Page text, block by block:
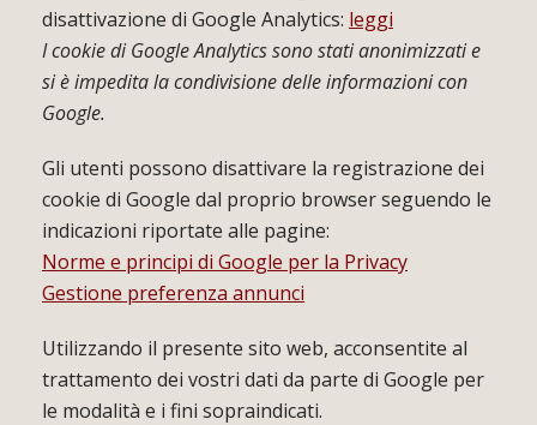
disattivazione di Google Analytics: leggi
I cookie di Google Analytics sono stati anonimizzati e
si è impedita la condivisione delle informazioni con
Google.
Gli utenti possono disattivare la registrazione dei
cookie di Google dal proprio browser seguendo le
indicazioni riportate alle pagine:
Norme e principi di Google per la Privacy
Gestione preferenza annunci
Utilizzando il presente sito web, acconsentite al
trattamento dei vostri dati da parte di Google per
le modalità e i fini sopraindicati.